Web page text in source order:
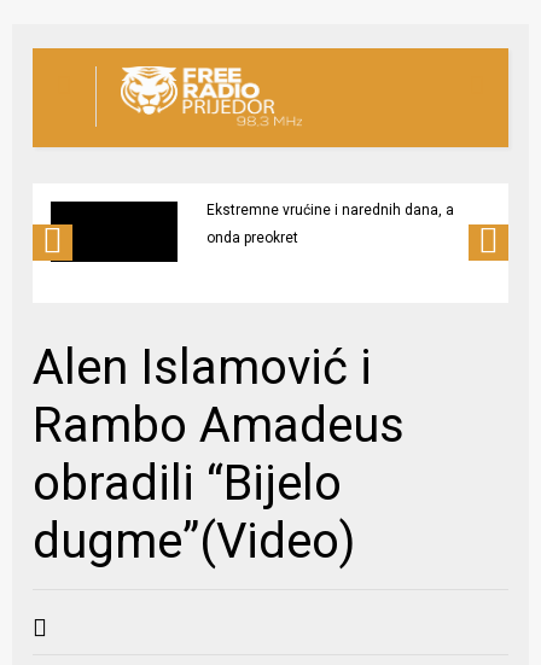
Ekstremne vrućine i narednih dana, a
onda preokret
Alen Islamović i
Rambo Amadeus
obradili “Bijelo
dugme”(Video)